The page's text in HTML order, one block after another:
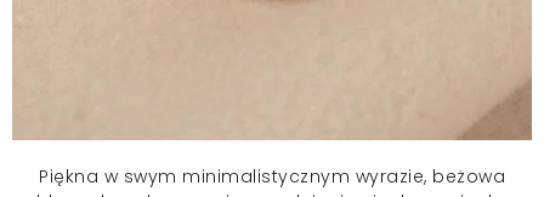
Piękna w swym minimalistycznym wyrazie, beżowa